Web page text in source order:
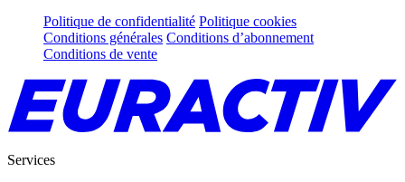
Politique de confidentialité Politique cookies
Conditions générales Conditions d’abonnement
Conditions de vente
Services